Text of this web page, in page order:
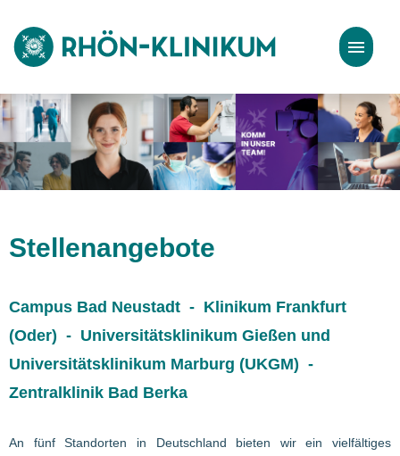
Stellenangebote
Bewerbungstipps
Stellenangebote
Campus Bad Neustadt - Klinikum Frankfurt
(Oder) - Universitätsklinikum Gießen und
Universitätsklinikum Marburg (UKGM) -
Zentralklinik Bad Berka
An fünf Standorten in Deutschland bieten wir ein vielfältiges